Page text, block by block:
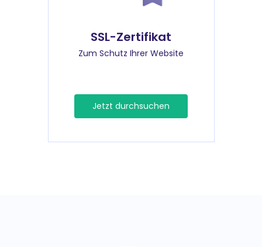
SSL-Zertifikat
Zum Schutz Ihrer Website
Jetzt durchsuchen